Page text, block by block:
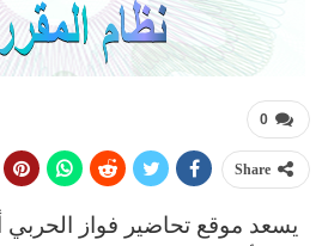
0
Share
يسعد موقع تحاضير فواز